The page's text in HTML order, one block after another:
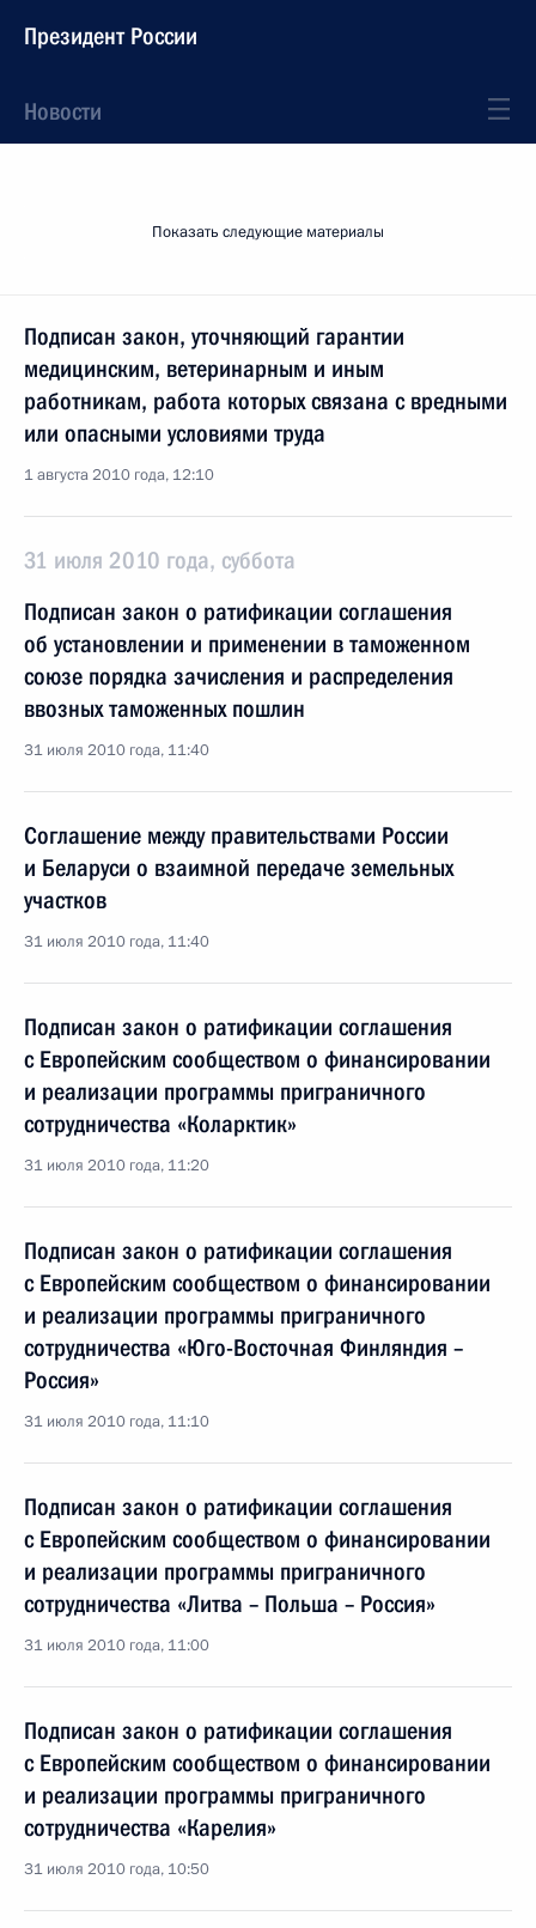
Президент России
Новости
Показать следующие материалы
Подписан закон, уточняющий гарантии
медицинским, ветеринарным и иным
работникам, работа которых связана с вредными
или опасными условиями труда
1 августа 2010 года, 12:10
31 июля 2010 года, суббота
Подписан закон о ратификации соглашения
об установлении и применении в таможенном
союзе порядка зачисления и распределения
ввозных таможенных пошлин
31 июля 2010 года, 11:40
Соглашение между правительствами России
и Беларуси о взаимной передаче земельных
участков
31 июля 2010 года, 11:40
Подписан закон о ратификации соглашения
с Европейским сообществом о финансировании
и реализации программы приграничного
сотрудничества «Коларктик»
31 июля 2010 года, 11:20
Подписан закон о ратификации соглашения
с Европейским сообществом о финансировании
и реализации программы приграничного
сотрудничества «Юго-Восточная Финляндия –
Россия»
31 июля 2010 года, 11:10
Подписан закон о ратификации соглашения
с Европейским сообществом о финансировании
и реализации программы приграничного
сотрудничества «Литва – Польша – Россия»
31 июля 2010 года, 11:00
Подписан закон о ратификации соглашения
с Европейским сообществом о финансировании
и реализации программы приграничного
сотрудничества «Карелия»
31 июля 2010 года, 10:50